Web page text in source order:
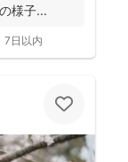
様子...
7日以内